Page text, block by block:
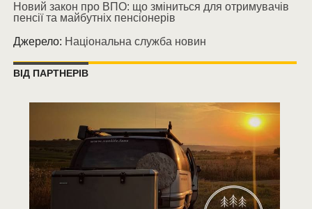
Новий закон про ВПО: що зміниться для отримувачів
пенсії та майбутніх пенсіонерів
Джерело: Національна служба новин
ВІД ПАРТНЕРІВ